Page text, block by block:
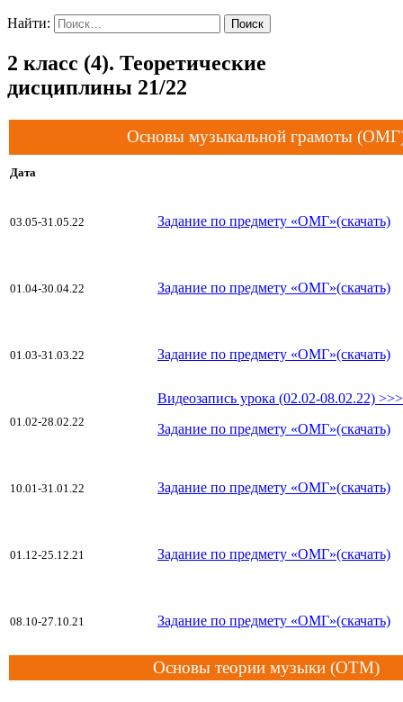
Найти:
2 класс (4). Теоретические
дисциплины 21/22
Основы музыкальной грамоты
Дата
03.05-31.05.22 Задание по предмету «ОМГ»(скачать)
01.04-30.04.22 Задание по предмету «ОМГ»(скачать)
01.03-31.03.22 Задание по предмету «ОМГ»(скачать)
01.02-28.02.22
Видеозапись урока (02.02-08.02.22) >>>
Задание по предмету «ОМГ»(скачать)
10.01-31.01.22 Задание по предмету «ОМГ»(скачать)
01.12-25.12.21 Задание по предмету «ОМГ»(скачать)
08.10-27.10.21 Задание по предмету «ОМГ»(скачать)
Основы теории музыки (ОТМ)